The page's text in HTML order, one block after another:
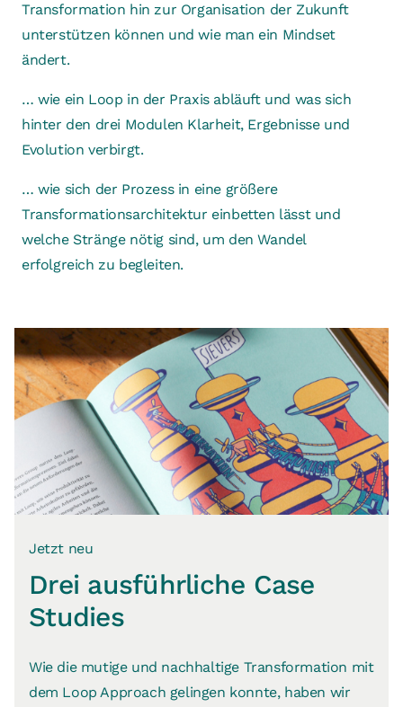
Transformation hin zur Organisation der Zukunft
unterstützen können und wie man ein Mindset
ändert.
… wie ein Loop in der Praxis abläuft und was sich
hinter den drei Modulen Klarheit, Ergebnisse und
Evolution verbirgt.
… wie sich der Prozess in eine größere
Transformationsarchitektur einbetten lässt und
welche Stränge nötig sind, um den Wandel
erfolgreich zu begleiten.
Jetzt neu
Drei ausführliche Case
Studies
Wie die mutige und nachhaltige Transformation mit
dem Loop Approach gelingen konnte, haben wir